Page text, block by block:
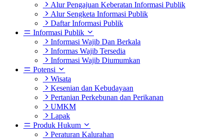
Alur Pengajuan Keberatan Informasi Publik
Alur Sengketa Informasi Publik
Daftar Informasi Publik
Informasi Publik
Informasi Wajib Dan Berkala
Informas Wajib Tersedia
Informasi Wajib Diumumkan
Potensi
Wisata
Kesenian dan Kebudayaan
Pertanian Perkebunan dan Perikanan
UMKM
Lapak
Produk Hukum
Peraturan Kalurahan